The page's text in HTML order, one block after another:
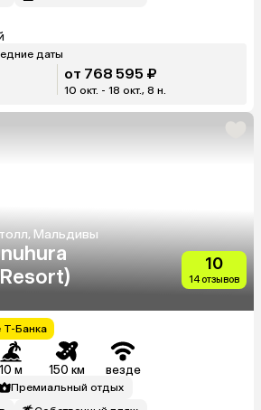
даты
от 768 595 ₽
10 окт. - 18 окт., 8 н.
Мальдивы
10
14 отзывов
Т-Банка
10 м 150 км везде
Премиальный отдых